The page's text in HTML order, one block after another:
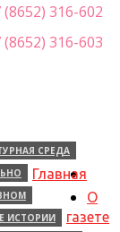
(8652) 316-602
(8652) 316-603
СРЕДА
ИСТОРИИ
Главная
О
газете